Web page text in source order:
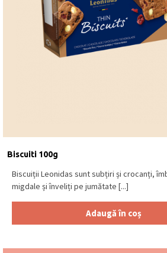
Biscuiti 100g
Biscuiții Leonidas sunt subțiri și crocanți,
migdale și înveliți pe jumătate [...]
Adaugă în coș